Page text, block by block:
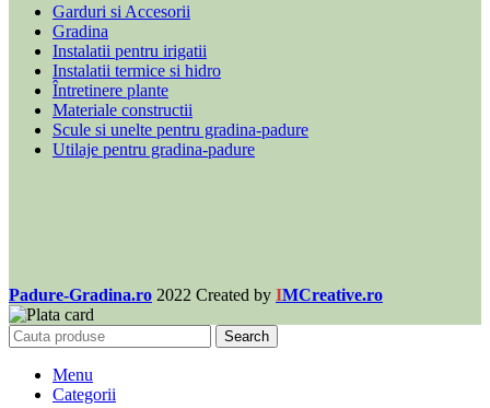
Garduri si Accesorii
Gradina
Instalatii pentru irigatii
Instalatii termice si hidro
Întretinere plante
Materiale constructii
Scule si unelte pentru gradina-padure
Utilaje pentru gradina-padure
Padure-Gradina.ro 2022 Created by IMCreative.ro
Search
Menu
Categorii